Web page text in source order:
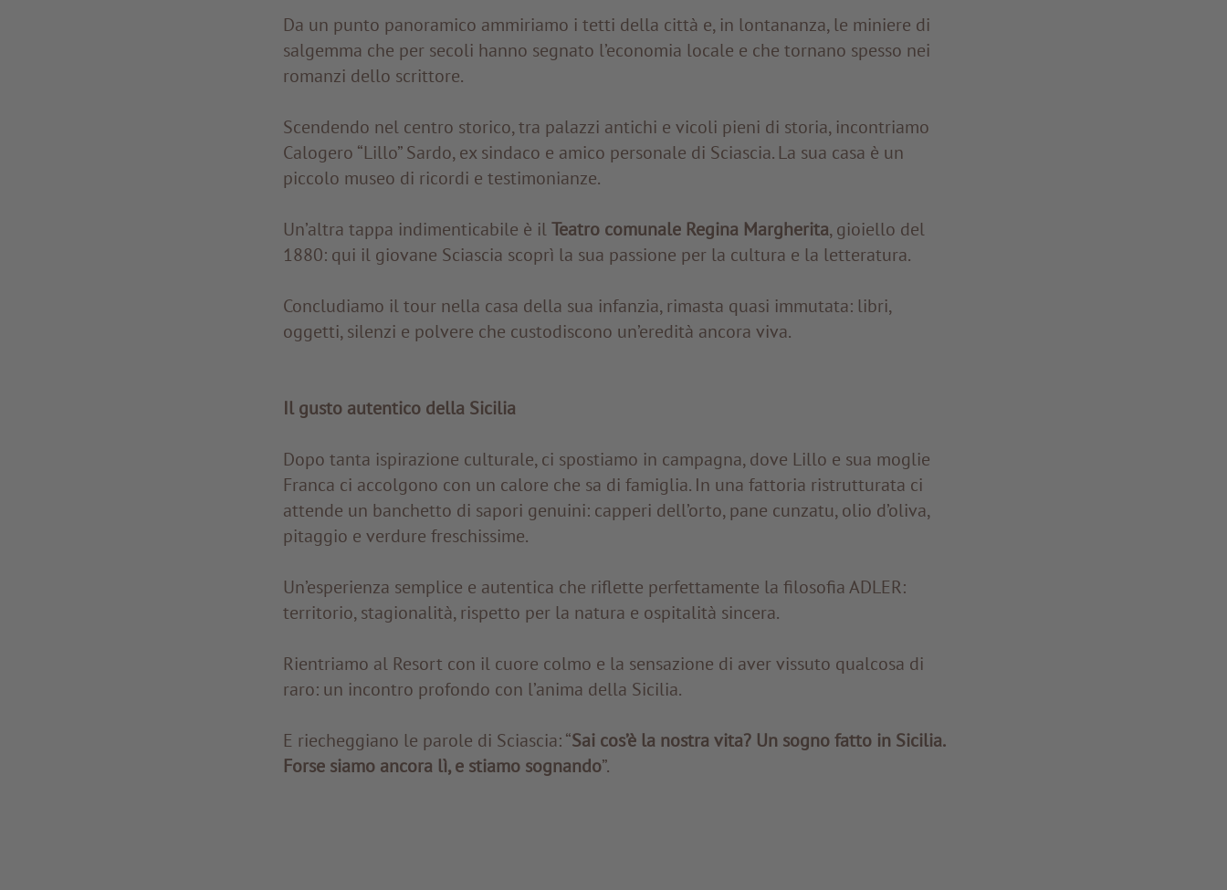
Da un punto panoramico ammiriamo i tetti della città e, in lontananza, le miniere di
salgemma che per secoli hanno segnato l’economia locale e che tornano spesso nei
romanzi dello scrittore.
Scendendo nel centro storico, tra palazzi antichi e vicoli pieni di storia, incontriamo
Calogero “Lillo” Sardo, ex sindaco e amico personale di Sciascia. La sua casa è un
piccolo museo di ricordi e testimonianze.
Un’altra tappa indimenticabile è ilTeatro comunale Regina Margherita, gioiello del
1880: qui il giovane Sciascia scoprì la sua passione per la cultura e la letteratura.
Concludiamo il tour nella casa della sua infanzia, rimasta quasi immutata: libri,
oggetti, silenzi e polvere che custodiscono un’eredità ancora viva.
Il gusto autentico della Sicilia
Dopo tanta ispirazione culturale, ci spostiamo in campagna, dove Lillo e sua moglie
Franca ci accolgono con un calore che sa di famiglia. In una fattoria ristrutturata ci
attende un banchetto di sapori genuini: capperi dell’orto, pane cunzatu, olio d’oliva,
pitaggio e verdure freschissime.
Un’esperienza semplice e autentica che riflette perfettamente la filosofia ADLER:
territorio, stagionalità, rispetto per la natura e ospitalità sincera.
Rientriamo al Resort con il cuore colmo e la sensazione di aver vissuto qualcosa di
raro: un incontro profondo con l’anima della Sicilia.
E riecheggiano le parole di Sciascia: “Sai cos’è la nostra vita? Un sogno fatto in Sicilia.
Forse siamo ancora lì, e stiamo sognando”.